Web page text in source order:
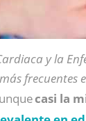
y la
frecuentes
casi la